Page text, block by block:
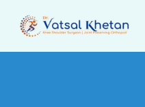
content